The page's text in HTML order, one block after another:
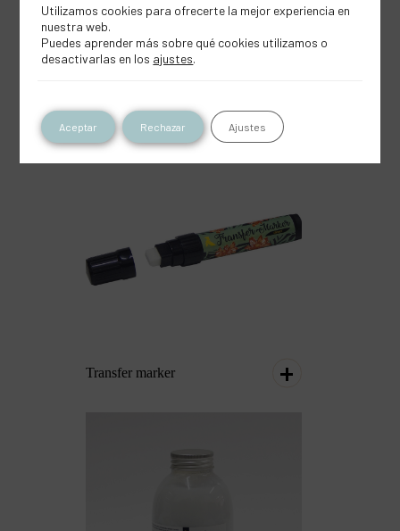
Productos similares
Transfer marker
Utilizamos cookies para ofrecerte la mejor experiencia en
nuestra web.
Puedes aprender más sobre qué cookies utilizamos o
desactivarlas en los ajustes.
Aceptar Rechazar Ajustes